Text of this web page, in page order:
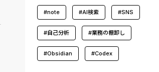
#note #AI検索 #SNS
#自己分析 #業務の棚卸し
#Obsidian #Codex